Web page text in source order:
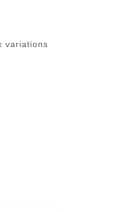
variations